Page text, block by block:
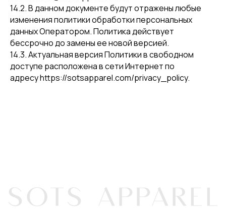
14.2. В данном документе будут отражены любые
изменения политики обработки персональных
данных Оператором. Политика действует
бессрочно до замены ее новой версией.
14.3. Актуальная версия Политики в свободном
доступе расположена в сети Интернет по
адресу https://sotsapparel.com/privacy_policy.